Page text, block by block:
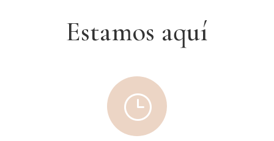
Estamos aquí
}